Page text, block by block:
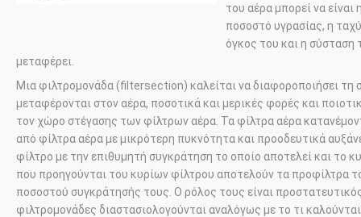
του αέρα μπορεί να
ποσοστό υγρασίας, η
όγκος του και η
μεταφέρει.
Μια φιλτρομονάδα (filtersection) καλείται να διαφοροποιήσει
μεταφέρονται στον αέρα, ποσοτικά και μερικές φορές και
τον χώρο στέγασης των φίλτρων αέρα. Τα φίλτρα αέρα
από φίλτρα αέρα με μικρότερη πυκνότητα και προοδευτικά
φίλτρο με την επιθυμητή συγκράτηση το οποίο αποτελεί και το
που προηγούνται του κυρίων φίλτρου αποτελούν τα προφίλτρα
ποσοστού συγκράτησής τους. Ο ρόλος τους είναι
φιλτρομονάδες διαστασιολογούνται αναλόγως με το τι